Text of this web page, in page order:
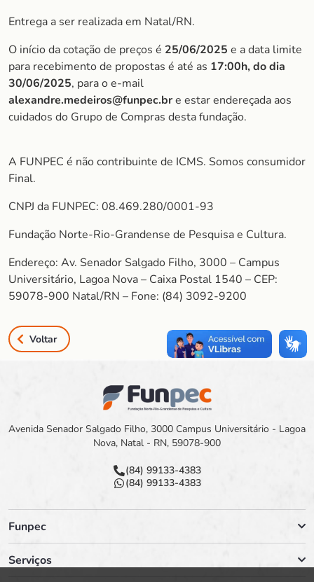
Entrega a ser realizada em Natal/RN.
O início da cotação de preços é 25/06/2025 e a data limite
para recebimento de propostas é até as 17:00h, do dia
30/06/2025, para o e-mail
alexandre.medeiros@funpec.bre estar endereçada aos
cuidados do Grupo de Compras desta fundação.
A FUNPEC é não contribuinte de ICMS. Somos consumidor
Final.
CNPJ da FUNPEC: 08.469.280/0001-93
Fundação Norte-Rio-Grandense de Pesquisa e Cultura.
Endereço: Av. Senador Salgado Filho, 3000 – Campus
Universitário, Lagoa Nova – Caixa Postal 1540 – CEP:
59078-900 Natal/RN – Fone: (84) 3092-9200
Voltar
Avenida Senador Salgado Filho, 3000 Campus Universitário - Lagoa
Nova, Natal - RN, 59078-900
(84) 99133-4383
(84) 99133-4383
Funpec
Serviços